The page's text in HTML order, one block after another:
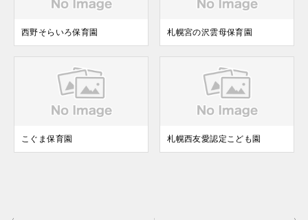
西野そらいろ保育園 札幌宮の沢雲母保育園
こぐま保育園 札幌西友愛認定こども園